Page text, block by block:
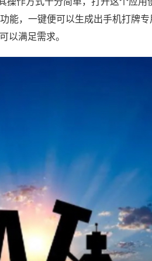
能，一键便可以生成出手机打牌
以满足需求。